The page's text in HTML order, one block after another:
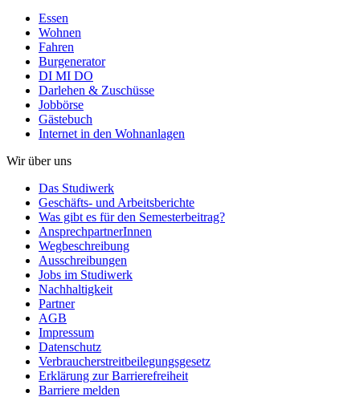
Essen
Wohnen
Fahren
Burgenerator
DI MI DO
Darlehen & Zuschüsse
Jobbörse
Gästebuch
Internet in den Wohnanlagen
Wir über uns
Das Studiwerk
Geschäfts- und Arbeitsberichte
Was gibt es für den Semesterbeitrag?
AnsprechpartnerInnen
Wegbeschreibung
Ausschreibungen
Jobs im Studiwerk
Nachhaltigkeit
Partner
AGB
Impressum
Datenschutz
Verbraucherstreitbeilegungsgesetz
Erklärung zur Barrierefreiheit
Barriere melden